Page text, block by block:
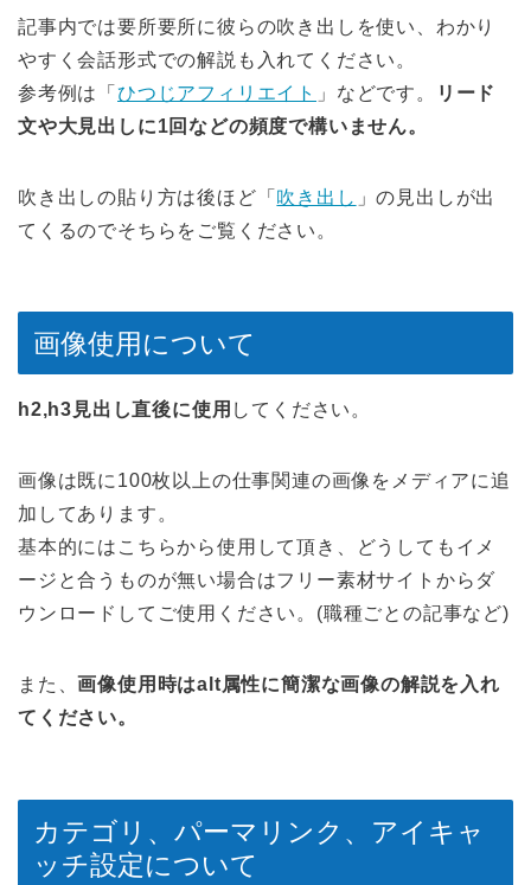
記事内では要所要所に彼らの吹き出しを使い、わかり
やすく会話形式での解説も入れてください。
参考例は「 ひつじアフィリエイト 」などです。
リード
文や大見出しに1回などの頻度で構いません。
吹き出しの貼り方は後ほど「 吹き出し 」の見出しが出
てくるのでそちらをご覧ください。
画像使用について
h2,h3見出し直後に使用 してください。
画像は既に100枚以上の仕事関連の画像をメディアに追
加してあります。
基本的にはこちらから使用して頂き、どうしてもイメ
ージと合うものが無い場合はフリー素材サイトからダ
ウンロードしてご使用ください。(職種ごとの記事など)
また、画像使用時はalt属性に簡潔な画像の解説を入れ
てください。
カテゴリ、パーマリンク、アイキャ
ッチ設定について